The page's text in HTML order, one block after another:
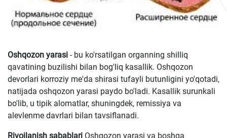
Oshqozon yarasi - bu ko'rsatilgan organning shilliq
qavatining buzilishi bilan bog'liq kasallik. Oshqozon
devorlari korroziy me'da shirasi tufayli butunligini yo'qotadi,
natijada oshqozon yarasi paydo bo'ladi. Kasallik surunkali
bo'lib, u tipik alomatlar, shuningdek, remissiya va
alevlenme davrlari bilan tavsiflanadi.
Rivojlanish sabablari Oshqozon yarasi va boshqa